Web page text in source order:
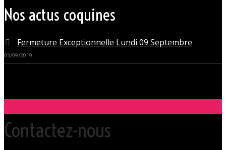
Nos actus coquines
Fermeture Exceptionnelle Lundi 09 Septembre
03/09/2019
Contactez-nous